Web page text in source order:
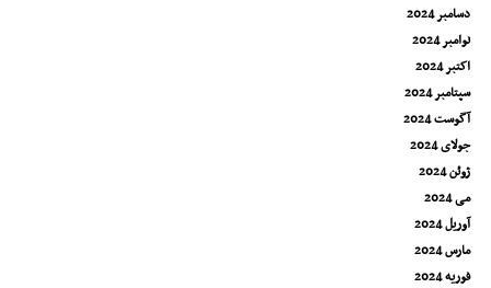
دسامبر 2024
نوامبر 2024
اکتبر 2024
سپتامبر 2024
آگوست 2024
جولای 2024
ژوئن 2024
می 2024
آوریل 2024
مارس 2024
فوریه 2024